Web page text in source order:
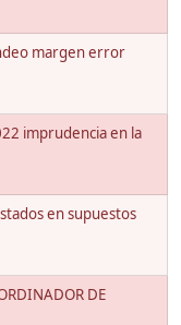
margen error
imprudencia en la
en supuestos
DE